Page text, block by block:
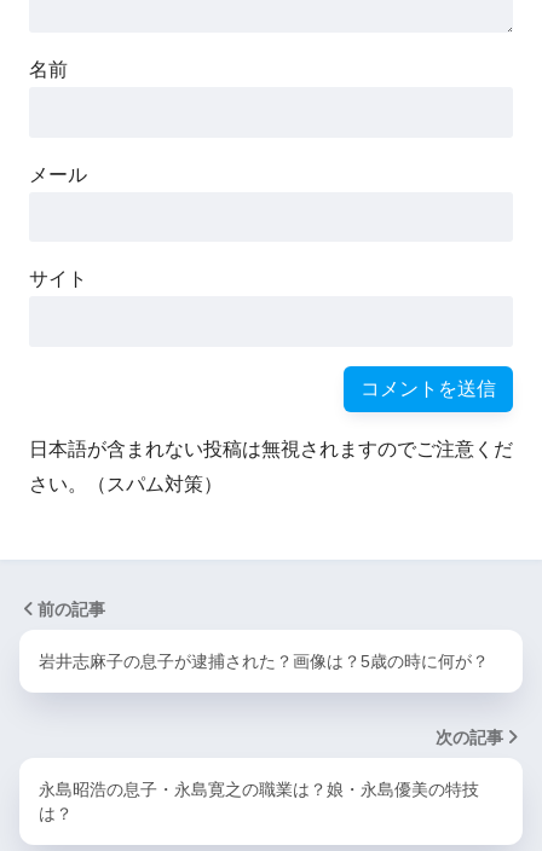
名前
メール
サイト
日本語が含まれない投稿は無視されますのでご注意くだ
さい。（スパム対策）
前の記事
岩井志麻子の息子が逮捕された？画像は？5歳の時に何が？
次の記事
永島昭浩の息子・永島寛之の職業は？娘・永島優美の特技
は？